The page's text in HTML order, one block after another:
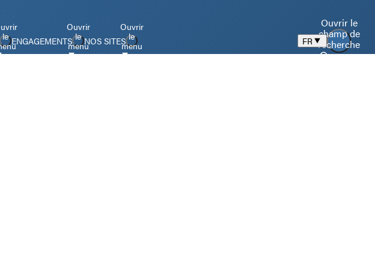
le ENGAGEMENTS
Ouvrir
le
menuNOS SITES
Ouvrir
le
menu
FR
Ouvrir le
champ de
recherche